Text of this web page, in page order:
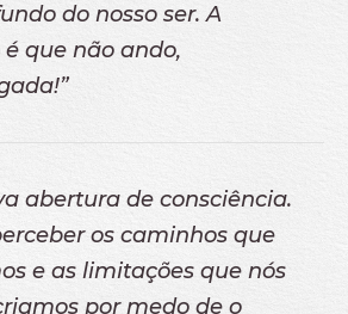
do nosso ser. A
que não ando,
abertura de consciência.
os caminhos que
e as limitações que nós
por medo de o